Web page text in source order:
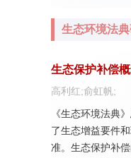
生态环境法
生态保护补偿
高利红;俞虹帆;
《生态环境法典
了生态增益要件
准。生态保护补